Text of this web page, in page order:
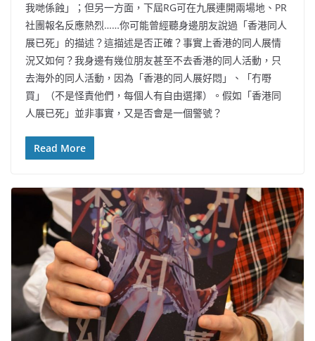
我哋係蝕」；但另一方面，下屆RG可在九展連開兩場地、PR
社團報名反應熱烈……你可能曾經聽身邊朋友說過「香港同人
展已死」的描述？這描述是否正確？事實上香港的同人展情
況又如何？我身邊有幾位朋友甚至不去香港的同人活動，只
去海外的同人活動，因為「香港的同人展好悶」、「冇嘢
買」（不是怪責他們，每個人有自由選擇）。假如「香港同
人展已死」並非事實，又是否會是一個警號？
Read More